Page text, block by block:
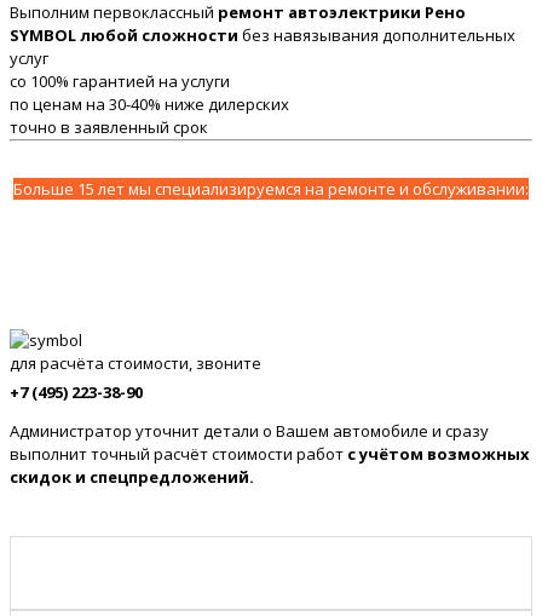
Выполним первоклассный ремонт автоэлектрики Рено
SYMBOL любой сложности без навязывания дополнительных
услуг
со 100% гарантией на услуги
по ценам на 30-40% ниже дилерских
точно в заявленный срок
Больше 15 лет мы специализируемся на ремонте и обслуживании:
для расчёта стоимости, звоните
+7 (495) 223-38-90
Администратор уточнит детали о Вашем автомобиле и сразу
выполнит точный расчёт стоимости работ с учётом возможных
скидок и спецпредложений.